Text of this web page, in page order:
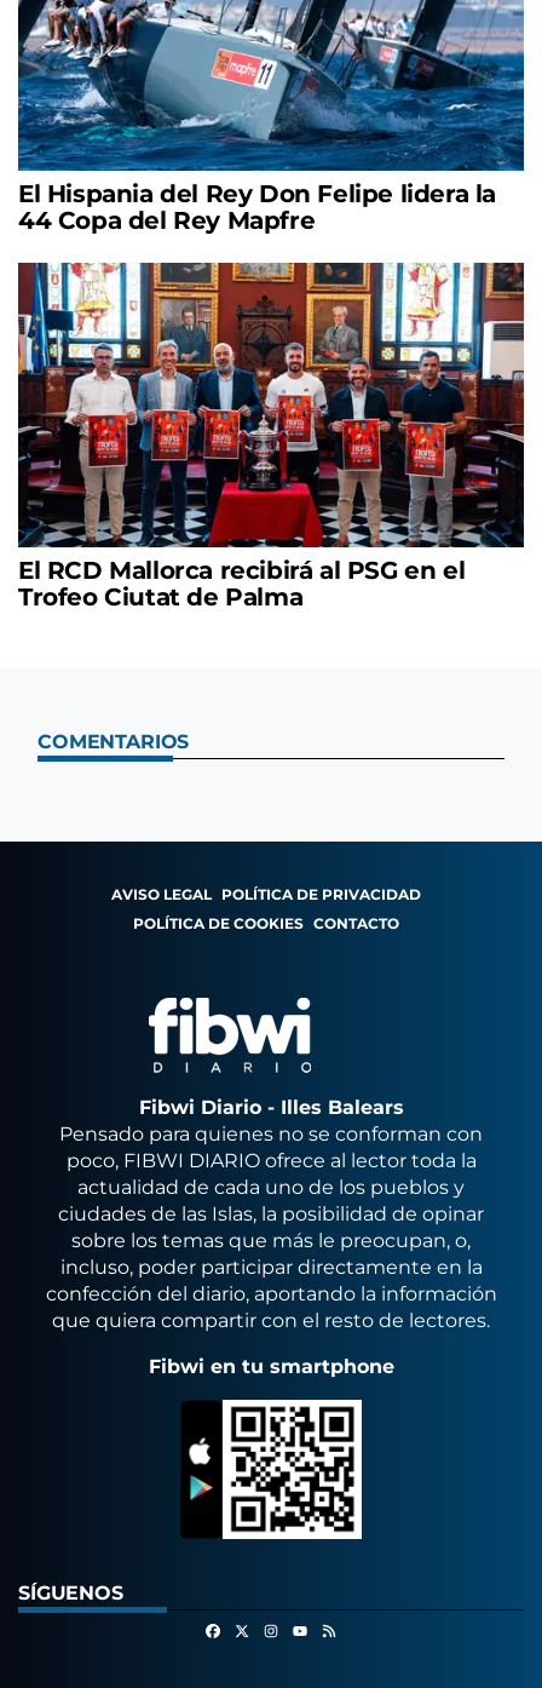
El Hispania del Rey Don Felipe lidera la
44 Copa del Rey Mapfre
El RCD Mallorca recibirá al PSG en el
Trofeo Ciutat de Palma
COMENTARIOS
AVISO LEGAL POLÍTICA DE PRIVACIDAD
POLÍTICA DE COOKIES CONTACTO
Fibwi Diario - Illes Balears
Pensado para quienes no se conforman con
poco, FIBWI DIARIO ofrece al lector toda la
actualidad de cada uno de los pueblos y
ciudades de las Islas, la posibilidad de opinar
sobre los temas que más le preocupan, o,
incluso, poder participar directamente en la
confección del diario, aportando la información
que quiera compartir con el resto de lectores.
Fibwi en tu smartphone
SÍGUENOS
FacebookInstagram